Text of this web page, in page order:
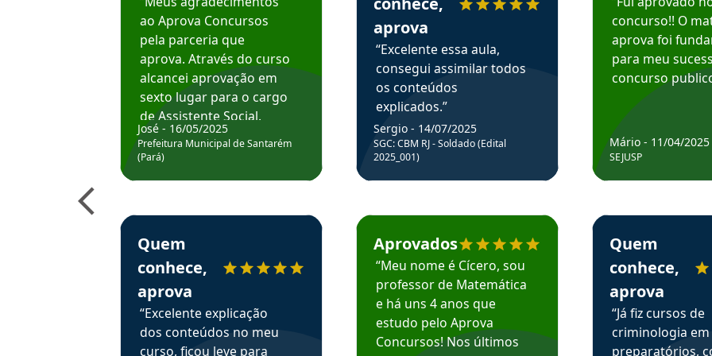
ao Aprova Concursos
pela parceria que
aprova. Através do curso
alcancei aprovação em
sexto lugar para o cargo
de Assistente Social.
Hoje estou atuando na
Prefeitura de Santarém.
José - 16/05/2025
Prefeitura Municipal de Santarém
(Pará)
Estudante Elais recomenda o Aprova Concursos em depoimento
Quem
conhece,
aprova
“Excelente explicação
dos conteúdos no meu
curso, ficou leve para
aprova
“Excelente essa aula,
consegui assimilar todos
os conteúdos
explicados.”
Sergio - 14/07/2025
SGC: CBM RJ - Soldado (Edital
2025_001)
Estudante Cicero recomenda o Aprova Concursos em depoimento
Aprovados
“Meu nome é Cícero, sou
professor de Matemática
e há uns 4 anos que
estudo pelo Aprova
Concursos! Nos últimos
concurso!! O
aprova foi
para meu
concurso
Mário - 11/04/2025
SEJUSP
Estudante Henrique
Quem
conhece,
aprova
“Já fiz cursos de
criminologia em
preparatórios,